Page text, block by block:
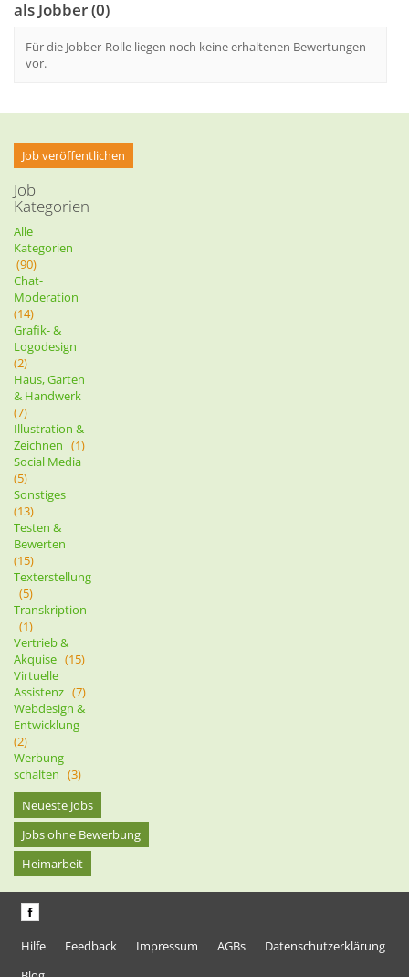
als Jobber (0)
Für die Jobber-Rolle liegen noch keine erhaltenen Bewertungen
vor.
Job veröffentlichen
Job
Kategorien
Alle
Kategorien
(90)
Chat-
Moderation
(14)
Grafik- &
Logodesign
(2)
Haus, Garten
& Handwerk
(7)
Illustration &
Zeichnen (1)
Social Media
(5)
Sonstiges
(13)
Testen &
Bewerten
(15)
Texterstellung
(5)
Transkription
(1)
Vertrieb &
Akquise (15)
Virtuelle
Assistenz (7)
Webdesign &
Entwicklung
(2)
Werbung
schalten (3)
Neueste Jobs
Jobs ohne Bewerbung
Heimarbeit
Hilfe Feedback Impressum AGBs
Datenschutzerklärung